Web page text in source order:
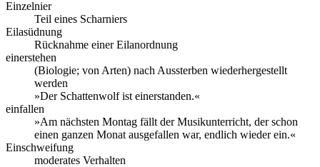
Einzelnier
Teil eines Scharniers
Eilasüdnung
Rücknahme einer Eilanordnung
einerstehen
(Biologie; von Arten) nach Aussterben wiederhergestellt
werden
»Der Schattenwolf ist einerstanden.«
einfallen
»Am nächsten Montag fällt der Musikunterricht, der schon
einen ganzen Monat ausgefallen war, endlich wieder ein.«
Einschweifung
moderates Verhalten